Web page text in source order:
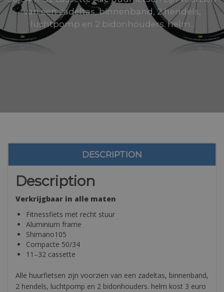
van een zadeltas, binnenband, 2 hendels,
luchtpomp en 2 bidonhouders. helm..
DESCRIPTION
Description
Verkrijgbaar in alle maten
Fitnessfiets met recht stuur
Aluminium frame
Shimano105
Compacte 50/34
11–32 cassette
Alle huurfietsen zijn voorzien van een zadeltas, binnenband,
2 hendels, luchtpomp en 2 bidonhouders. helm kost 3 euro